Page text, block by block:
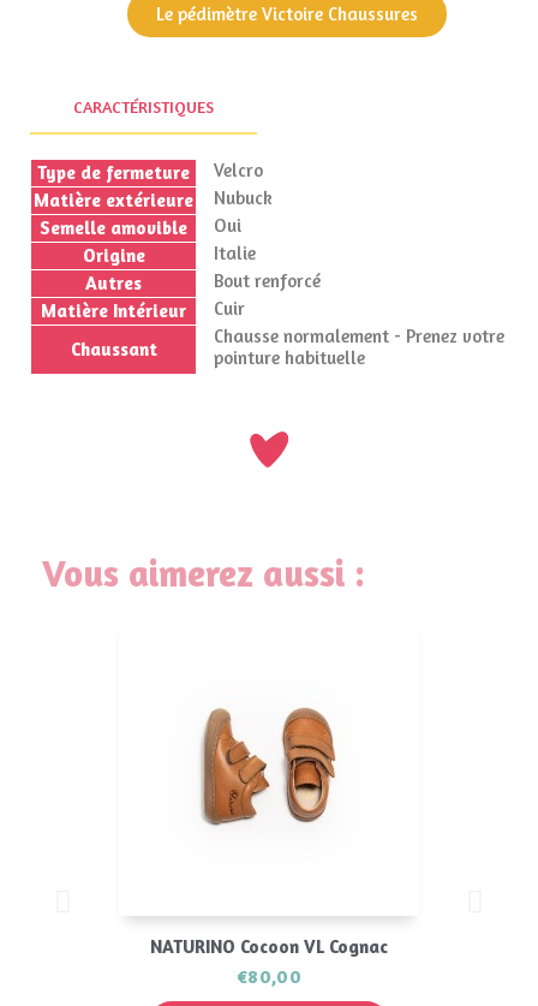
Le pédimètre Victoire Chaussures
CARACTÉRISTIQUES
Type de fermeture
Velcro
Matière extérieure
Nubuck
Semelle amovible
Oui
Origine
Italie
Autres
Bout renforcé
Matière Intérieur
Cuir
Chaussant
Chausse normalement - Prenez votre
pointure habituelle
Vous aimerez aussi :
NATURINO Cocoon VL Cognac
€80,00